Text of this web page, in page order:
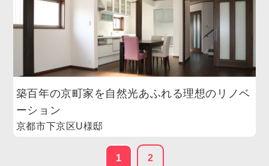
築百年の京町家を自然光あふれる理想のリノベ
ーション
京都市下京区U様邸
1 2